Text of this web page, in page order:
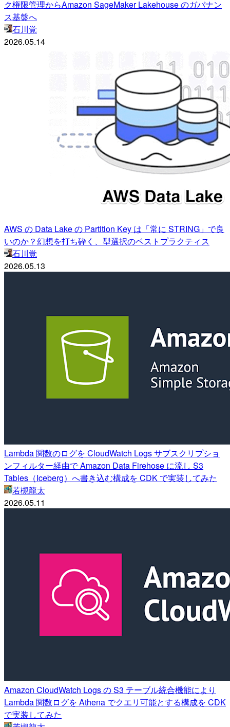
ク権限管理からAmazon SageMaker Lakehouse のガバナン
ス基盤へ
石川覚
2026.05.14
AWS の Data Lake の Partition Key は「常に STRING」で良
いのか？幻想を打ち砕く、型選択のベストプラクティス
石川覚
2026.05.13
Lambda 関数のログを CloudWatch Logs サブスクリプショ
ンフィルター経由で Amazon Data Firehose に流し S3
Tables（Iceberg）へ書き込む構成を CDK で実装してみた
若槻龍太
2026.05.11
Amazon CloudWatch Logs の S3 テーブル統合機能により
Lambda 関数ログを Athena でクエリ可能とする構成を CDK
で実装してみた